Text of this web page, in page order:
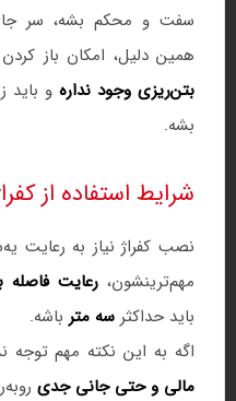
سفت و محکم بشه، سر
همین دلیل، امکان باز
بتن‌ریزی وجود نداره و باید
بشه.
شرایط استفاده از
نصب کفراژ نیاز به رعایت
مهم‌ترینشون، رعایت فاصله
باید حداکثر سه متر باشه.
اگه به این نکته مهم توجه
مالی و حتی جانی جدی